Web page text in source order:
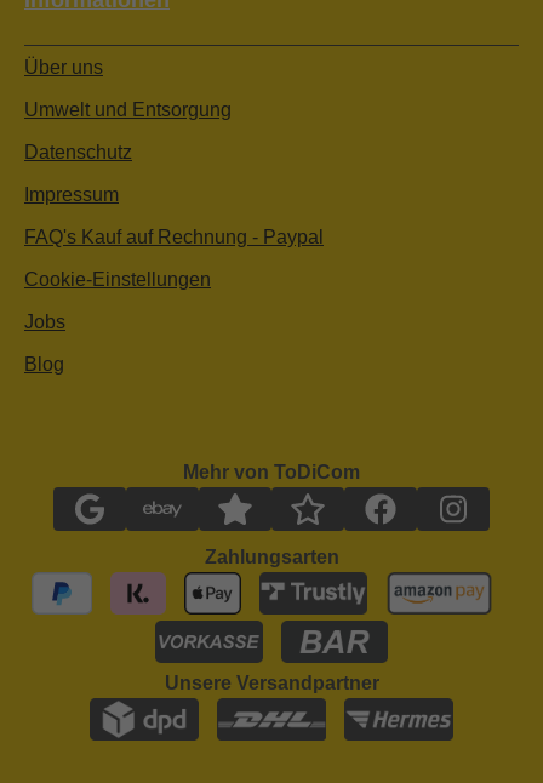
Über uns
Umwelt und Entsorgung
Datenschutz
Impressum
FAQ's Kauf auf Rechnung - Paypal
Cookie-Einstellungen
Jobs
Blog
Mehr von ToDiCom
Zahlungsarten
Unsere Versandpartner